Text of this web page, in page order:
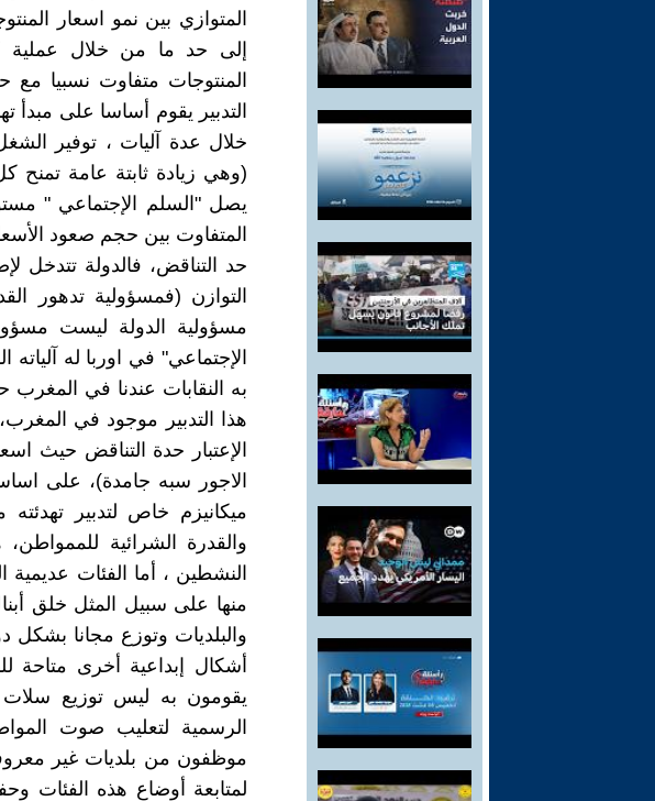
المتوازي بين نمو اسعار
إلى حد ما من خلال عملية
المنتوجات متفاوت نسبيا مع
التدبير يقوم أساسا على مبدأ
خلال عدة آليات ، توفير
(وهي زيادة ثابتة عامة تمنح
يصل "السلم الإجتماعي "
المتفاوت بين حجم صعود
حد التناقض، فالدولة تتدخل
التوازن (فمسؤولية تدهور
مسؤولية الدولة ليست
الإجتماعي" في اوربا له
به النقابات عندنا في
هذا التدبير موجود في
الإعتبار حدة التناقض حيث
الاجور سبه جامدة)، على
ميكانيزم خاص لتدبير
والقدرة الشرائية
النشطين ، أما الفئات
منها على سبيل المثل خلق
والبلديات وتوزع مجانا
أشكال إبداعية أخرى متاحة
يقومون به ليس توزيع سلات
الرسمية لتعليب صوت
موظفون من بلديات غير
لمتابعة أوضاع هذه الفئات